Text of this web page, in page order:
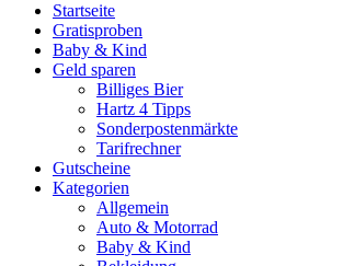
Startseite
Gratisproben
Baby & Kind
Geld sparen
Billiges Bier
Hartz 4 Tipps
Sonderpostenmärkte
Tarifrechner
Gutscheine
Kategorien
Allgemein
Auto & Motorrad
Baby & Kind